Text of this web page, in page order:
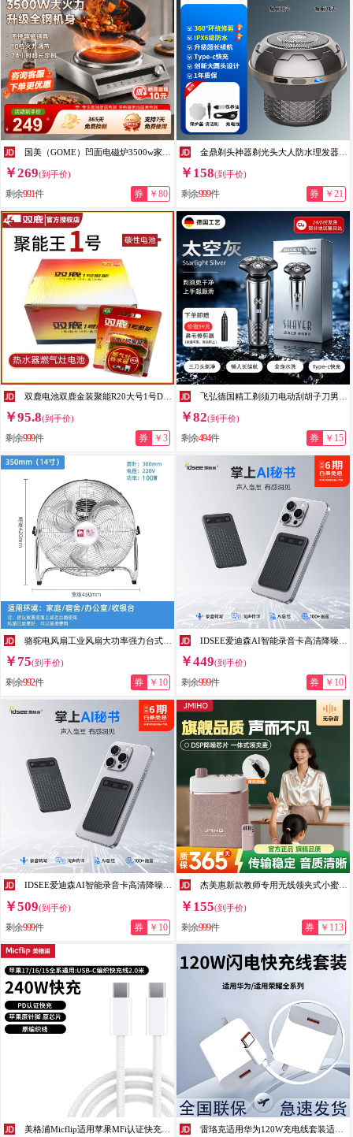
￥269(到手价)
剩余991件 券 ￥80
￥158(到手价)
剩余999件 券 ￥21
￥95.8(到手价)
剩余999件 券 ￥3
￥82(到手价)
剩余494件 券 ￥15
￥75(到手价)
剩余992件 券 ￥10
￥449(到手价)
剩余999件 券 ￥10
￥509(到手价)
剩余999件 券 ￥10
￥155(到手价)
剩余999件 券 ￥113